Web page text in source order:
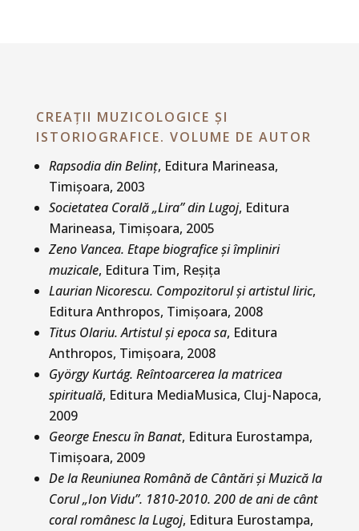
CREAȚII MUZICOLOGICE ȘI
ISTORIOGRAFICE. VOLUME DE AUTOR
Rapsodia din Belinţ, Editura Marineasa,
Timişoara, 2003
Societatea Corală „Lira” din Lugoj, Editura
Marineasa, Timişoara, 2005
Zeno Vancea. Etape biografice şi împliniri
muzicale, Editura Tim, Reşiţa
Laurian Nicorescu. Compozitorul şi artistul liric,
Editura Anthropos, Timişoara, 2008
Titus Olariu. Artistul şi epoca sa, Editura
Anthropos, Timişoara, 2008
György Kurtág. Reîntoarcerea la matricea
spirituală, Editura MediaMusica, Cluj-Napoca,
2009
George Enescu în Banat, Editura Eurostampa,
Timişoara, 2009
De la Reuniunea Română de Cântări şi Muzică la
Corul „Ion Vidu”. 1810-2010. 200 de ani de cânt
coral românesc la Lugoj, Editura Eurostampa,